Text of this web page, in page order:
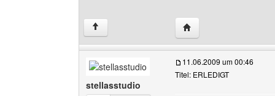
↑ Website dieses
stellasstudio
11.06.2009 um 00:46
Titel: ERLEDIGT